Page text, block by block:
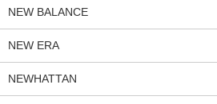
NEW BALANCE
NEW ERA
NEWHATTAN